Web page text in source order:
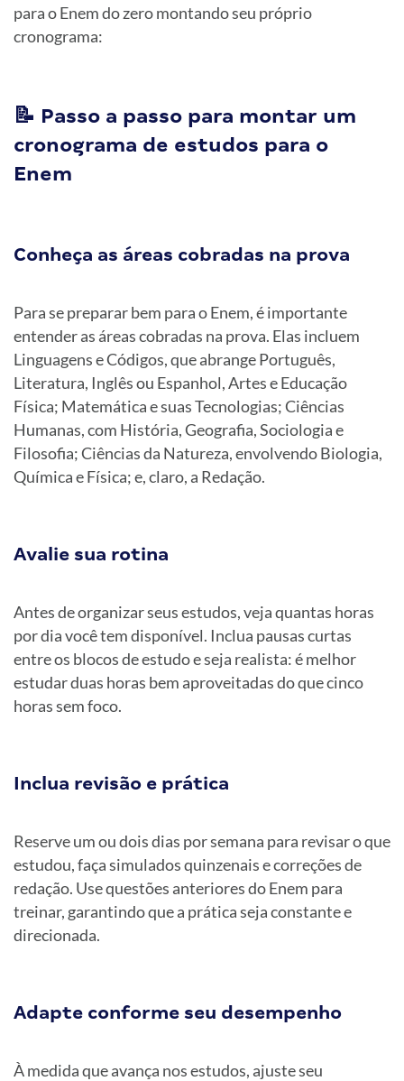
para o Enem do zero montando seu próprio
cronograma:
📝 Passo a passo para montar um
cronograma de estudos para o
Enem
Conheça as áreas cobradas na prova
Para se preparar bem para o Enem, é importante
entender as áreas cobradas na prova. Elas incluem
Linguagens e Códigos, que abrange Português,
Literatura, Inglês ou Espanhol, Artes e Educação
Física; Matemática e suas Tecnologias; Ciências
Humanas, com História, Geografia, Sociologia e
Filosofia; Ciências da Natureza, envolvendo Biologia,
Química e Física; e, claro, a Redação.
Avalie sua rotina
Antes de organizar seus estudos, veja quantas horas
por dia você tem disponível. Inclua pausas curtas
entre os blocos de estudo e seja realista: é melhor
estudar duas horas bem aproveitadas do que cinco
horas sem foco.
Inclua revisão e prática
Reserve um ou dois dias por semana para revisar o que
estudou, faça simulados quinzenais e correções de
redação. Use questões anteriores do Enem para
treinar, garantindo que a prática seja constante e
direcionada.
Adapte conforme seu desempenho
À medida que avança nos estudos, ajuste seu